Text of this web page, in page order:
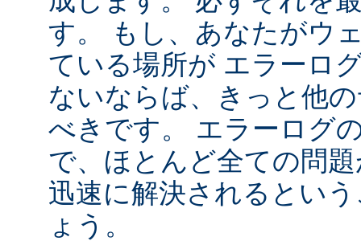
す。 もし、あなたがウ
ている場所が エラーロ
ないならば、きっと他
べきです。 エラーログ
で、ほとんど全ての問
迅速に解決されるとい
ょう。